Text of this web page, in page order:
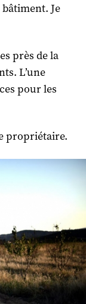
Je
près de la
L’une
pour les
propriétaire.